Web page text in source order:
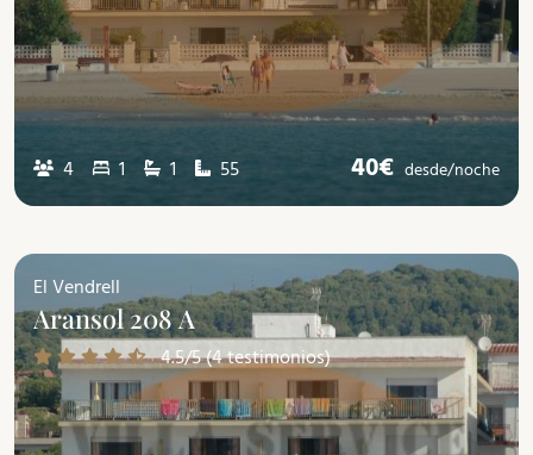
4 1 1 55 40€ desde/noche
El Vendrell
Aransol 208 A
4.5/5 (4 testimonios)